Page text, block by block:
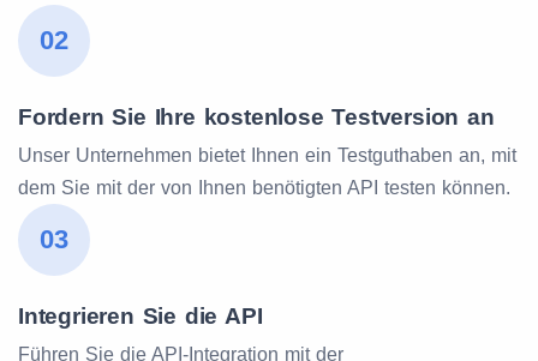
02
Fordern Sie Ihre kostenlose Testversion an
Unser Unternehmen bietet Ihnen ein Testguthaben an, mit
dem Sie mit der von Ihnen benötigten API testen können.
03
Integrieren Sie die API
Führen Sie die API-Integration mit der